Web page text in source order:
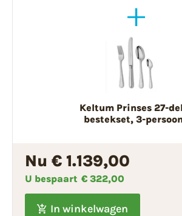
Keltum Prinses 27-
bestekset, 3-
Nu € 1.139,00
U bespaart € 322,00
In winkelwagen